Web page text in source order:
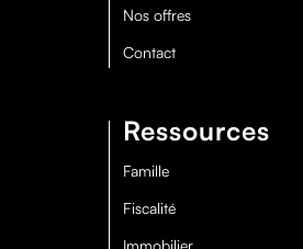
Nos offres
Contact
Ressources
Famille
Fiscalité
Immobilier